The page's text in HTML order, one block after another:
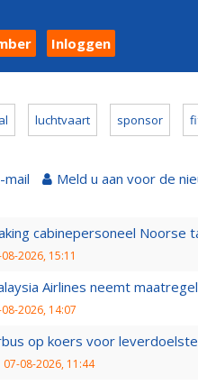
Inloggen
luchtvaart sponsor
Meld u aan voor de
cabinepersoneel Noorse
2026, 15:11
Airlines neemt
2026, 14:07
op koers voor
07-08-2026, 11:44